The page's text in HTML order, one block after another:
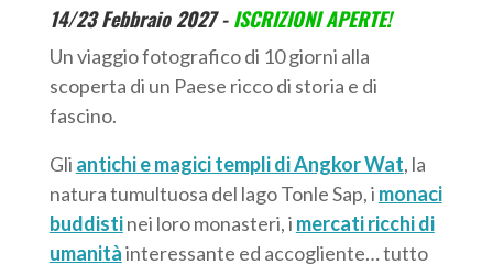
14/23Febbraio 2027 -ISCRIZIONI APERTE!
Un viaggio fotografico di 10 giorni alla
scoperta di un Paese ricco di storia e di
fascino.
Gli antichi e magici templi di Angkor Wat, la
natura tumultuosa del lago Tonle Sap, i monaci
buddistinei loro monasteri, i mercati ricchi di
umanitàinteressante ed accogliente… tutto